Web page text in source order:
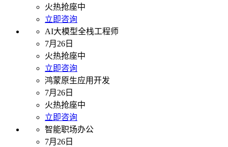
火热抢座中
立即咨询
AI大模型全栈工程师
7月26日
火热抢座中
立即咨询
鸿蒙原生应用开发
7月26日
火热抢座中
立即咨询
智能职场办公
7月26日